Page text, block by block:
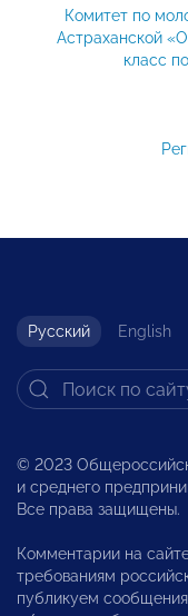
Комитет по
Астраханской
класс
Русский English
© 2023
и среднего
Все права защищены.
Комментарии на
требованиям
публикуем